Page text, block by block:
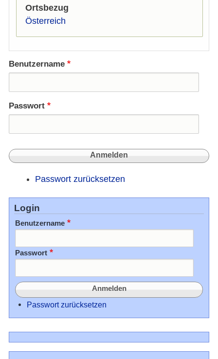
Ortsbezug
Österreich
Benutzername
Passwort
Passwort zurücksetzen
Login
Benutzername
Passwort
Passwort zurücksetzen